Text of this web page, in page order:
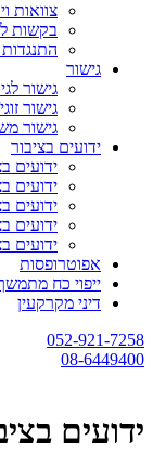
צוואות
בקשות
גישור
גישור
גישור
גישור
ידועים בציבור
ידועים
ידועים
ידועים
ידועים
ידועים
אפוטרופסות
ייפוי כח
דיני מקרקעין
052-921-7258
08-6449400
ידועים